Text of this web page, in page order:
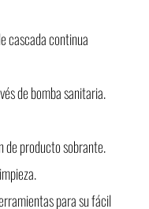
cascada continua
de bomba sanitaria.
de producto sobrante.
para su fácil